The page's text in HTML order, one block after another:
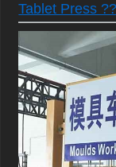
Tablet Press